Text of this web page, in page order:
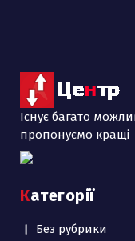
Існує багато
пропонуємо кращі
Категорії
Без рубрики